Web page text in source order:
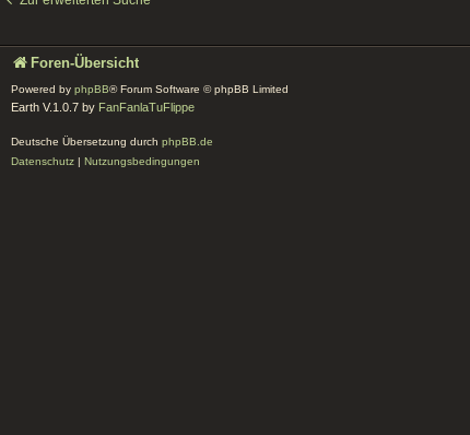
Foren-Übersicht
Powered by phpBB® Forum Software © phpBB Limited
Earth V.1.0.7 by FanFanlaTuFlippe
Deutsche Übersetzung durch phpBB.de
Datenschutz | Nutzungsbedingungen